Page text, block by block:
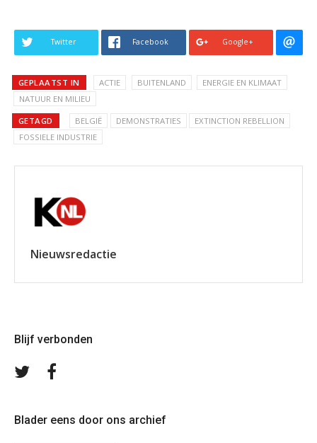
Twitter Facebook Google+
GEPLAATST IN ACTIE BUITENLAND
ENERGIE EN KLIMAAT
NATUUR EN MILIEU
GETAGD BELGIË DEMONSTRATIES
EXTINCTION REBELLION
FOSSIELE INDUSTRIE
Nieuwsredactie
Blijf verbonden
Volg
Blader eens door ons archief